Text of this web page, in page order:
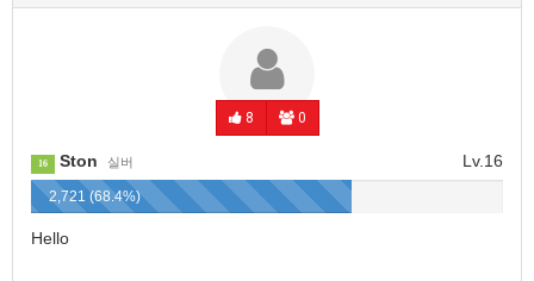
8 0
Lv.16
16 Ston 실버
2,721 (68.4%)
Hello